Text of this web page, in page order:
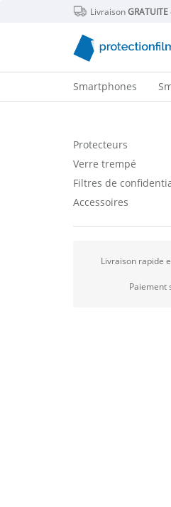
LivraisonGRATUITE
Smartphones
Protecteurs
Verre trempé
Filtres de
Accessoires
Livraison rapide
Paiement